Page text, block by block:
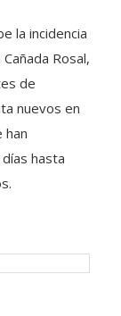
la incidencia
Rosal,
de
nuevos en
han
hasta